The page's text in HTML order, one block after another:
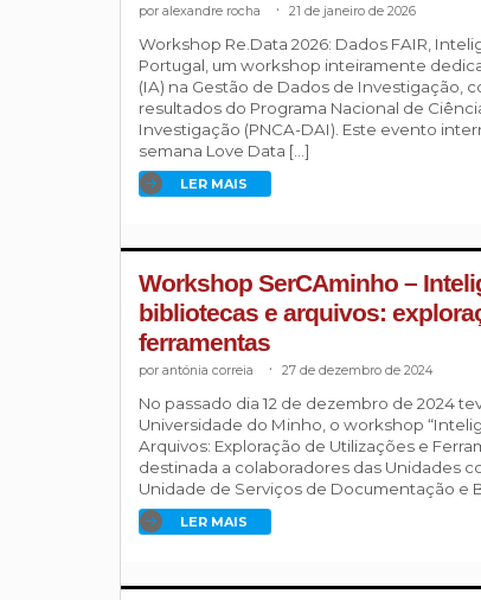
alexandre rocha 21 de janeiro de 2026
Workshop Re.Data 2026: Dados FAIR,
Portugal, um workshop inteiramente
(IA) na Gestão de Dados de Investigação,
resultados do Programa Nacional de
Investigação (PNCA-DAI). Este evento
semana Love Data […]
LER MAIS
Workshop SerCAminho –
bibliotecas e arquivos:
ferramentas
antónia correia 27 de dezembro de 2024
No passado dia 12 de dezembro de 2024
Universidade do Minho, o workshop
Arquivos: Exploração de Utilizações e
destinada a colaboradores das Unidades
Unidade de Serviços de Documentação e
LER MAIS